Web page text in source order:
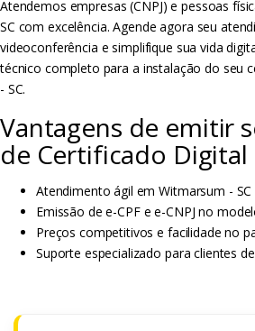
Atendemos empresas (CNPJ) e pessoas
SC com excelência. Agende agora seu
videoconferência e simplifique sua vida
técnico completo para a instalação do seu
- SC.
Vantagens de emitir
de Certificado Digital
Atendimento ágil em Witmarsum -
Emissão de e-CPF e e-CNPJ no
Preços competitivos e facilidade no
Suporte especializado para clientes